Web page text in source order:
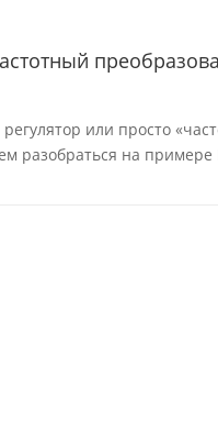
или просто
разобраться на примере